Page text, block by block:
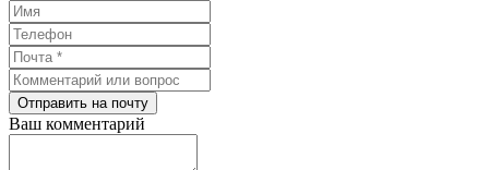
Отправить на почту
Ваш комментарий